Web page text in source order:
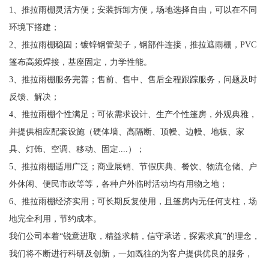
1、推拉雨棚灵活方便；安装拆卸方便，场地选择自由，可以在不同
环境下搭建；
2、推拉雨棚稳固；镀锌钢管架子，钢部件连接，推拉遮雨棚，PVC
篷布高频焊接，基座固定，力学性能。
3、推拉雨棚服务完善；售前、售中、售后全程跟踪服务，问题及时
反馈、解决；
4、推拉雨棚个性满足；可依需求设计、生产个性篷房，外观典雅，
并提供相应配套设施（硬体墙、高隔断、顶幔、边幔、地板、家
具、灯饰、空调、移动、固定....）；
5、推拉雨棚适用广泛；商业展销、节假庆典、餐饮、物流仓储、户
外休闲、便民市政等等，各种户外临时活动均有用物之地；
6、推拉雨棚经济实用；可长期反复使用，且篷房内无任何支柱，场
地完全利用，节约成本。
我们公司本着“锐意进取，精益求精，信守承诺，探索求真”的理念，
我们将不断进行科研及创新，一如既往的为客户提供优良的服务，